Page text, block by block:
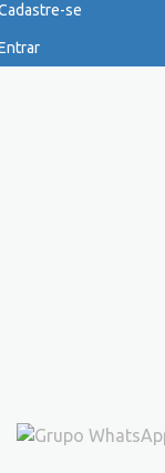
se